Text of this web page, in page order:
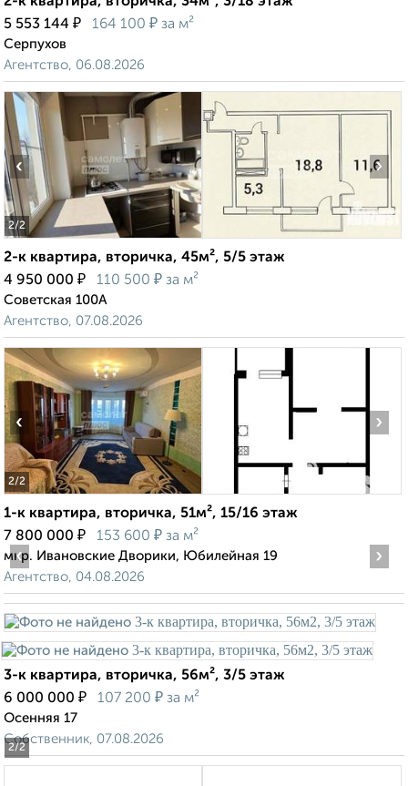
5 553 144 ₽ 164 100 ₽ за м²
Серпухов
Агентство, 06.08.2026
2/2
‹ ›
2-к квартира, вторичка, 45м², 5/5 этаж
4 950 000 ₽ 110 500 ₽ за м²
Советская 100А
Агентство, 07.08.2026
2/2
‹ ›
1-к квартира, вторичка, 51м², 15/16 этаж
7 800 000 ₽ 153 600 ₽ за м²
мкр. Ивановские Дворики, Юбилейная 19
Агентство, 04.08.2026
2/2
‹ ›
3-к квартира, вторичка, 56м², 3/5 этаж
6 000 000 ₽ 107 200 ₽ за м²
Осенняя 17
Собственник, 07.08.2026